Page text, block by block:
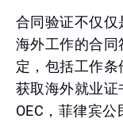
合同验证不仅仅
海外工作的合
定，包括工作
获取海外就业证
OEC，菲律宾公